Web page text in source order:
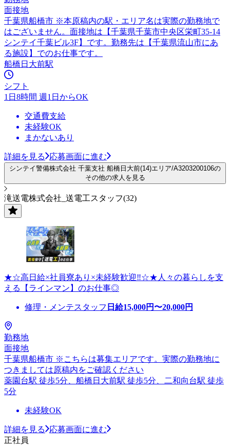
面接地
千葉県船橋市 ※本原稿内の駅・エリア名は実際の勤務地で
はございません。面接地は【千葉県千葉市中央区栄町35-14
シンテイ千葉ビル3F】です。勤務先は【千葉県流山市にあ
る施設】でのお仕事です。
船橋日大前駅
シフト
1日8時間 週1日からOK
交通費支給
未経験OK
まかないあり
詳細を見る 応募画面に進む
シンテイ警備株式会社 千葉支社 船橋日大前(14)エリア/A3203200106の
その他の求人を見る
滝送電株式会社_送電工スタッフ(32)
★☆高日給×社員寮あり×未経験歓迎‼☆★人々の暮らしを支
える【ラインマン】のお仕事◎
修理・メンテスタッフ 日給15,000円〜20,000円
勤務地
面接地
千葉県船橋市 ※こちらは募集エリアです。実際の勤務地に
つきましては原稿内をご確認ください
薬園台駅 徒歩5分、船橋日大前駅 徒歩5分、二和向台駅 徒歩
5分
未経験OK
詳細を見る
応募画面に進む
正社員